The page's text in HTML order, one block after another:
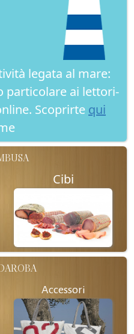
legata al mare:
particolare ai lettori-
Scoprirte qui
Cibi
Accessori